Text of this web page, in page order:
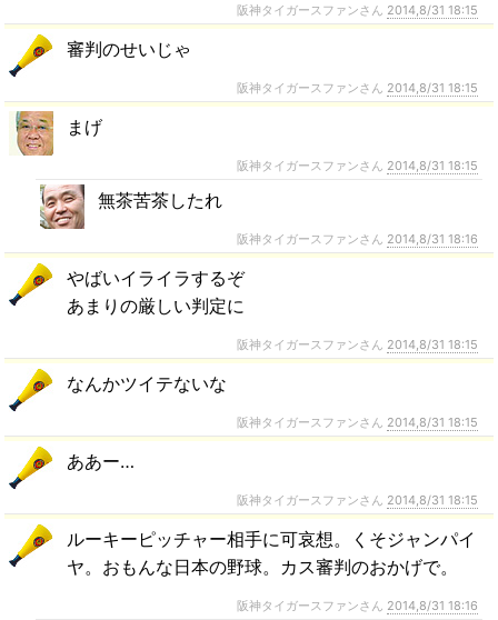
阪神タイガースファンさん 2014,8/31 18:15
審判のせいじゃ
阪神タイガースファンさん 2014,8/31 18:15
まげ
阪神タイガースファンさん 2014,8/31 18:15
無茶苦茶したれ
阪神タイガースファンさん 2014,8/31 18:16
やばいイライラするぞ
あまりの厳しい判定に
阪神タイガースファンさん 2014,8/31 18:15
なんかツイテないな
阪神タイガースファンさん 2014,8/31 18:15
ああー…
阪神タイガースファンさん 2014,8/31 18:15
ルーキーピッチャー相手に可哀想。くそジャンパイ
ヤ。おもんな日本の野球。カス審判のおかげで。
阪神タイガースファンさん 2014,8/31 18:16